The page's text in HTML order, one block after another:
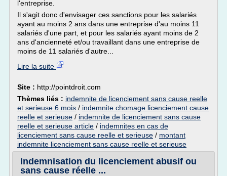
l'entreprise.
Il s'agit donc d'envisager ces sanctions pour les salariés
ayant au moins 2 ans dans une entreprise d'au moins 11
salariés d'une part, et pour les salariés ayant moins de 2
ans d'ancienneté et/ou travaillant dans une entreprise de
moins de 11 salariés d'autre...
Lire la suite
Site : http://pointdroit.com
Thèmes liés : indemnite de licenciement sans cause reelle
et serieuse 6 mois / indemnite chomage licenciement cause
reelle et serieuse / indemnite de licenciement sans cause
reelle et serieuse article / indemnites en cas de
licenciement sans cause reelle et serieuse / montant
indemnite licenciement sans cause reelle et serieuse
Indemnisation du licenciement abusif ou
sans cause réelle ...